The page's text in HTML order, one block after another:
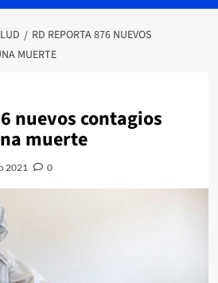
RD REPORTA 876 NUEVOS
MUERTE
nuevos contagios
muerte
2021 0